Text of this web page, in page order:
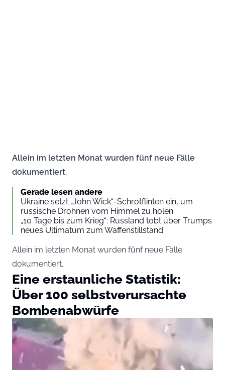
Allein im letzten Monat wurden fünf neue Fälle
dokumentiert.
Gerade lesen andere
Ukraine setzt „John Wick“-Schrotflinten ein, um
russische Drohnen vom Himmel zu holen
„10 Tage bis zum Krieg“: Russland tobt über Trumps
neues Ultimatum zum Waffenstillstand
Allein im letzten Monat wurden fünf neue Fälle
dokumentiert.
Eine erstaunliche Statistik:
Über 100 selbstverursachte
Bombenabwürfe